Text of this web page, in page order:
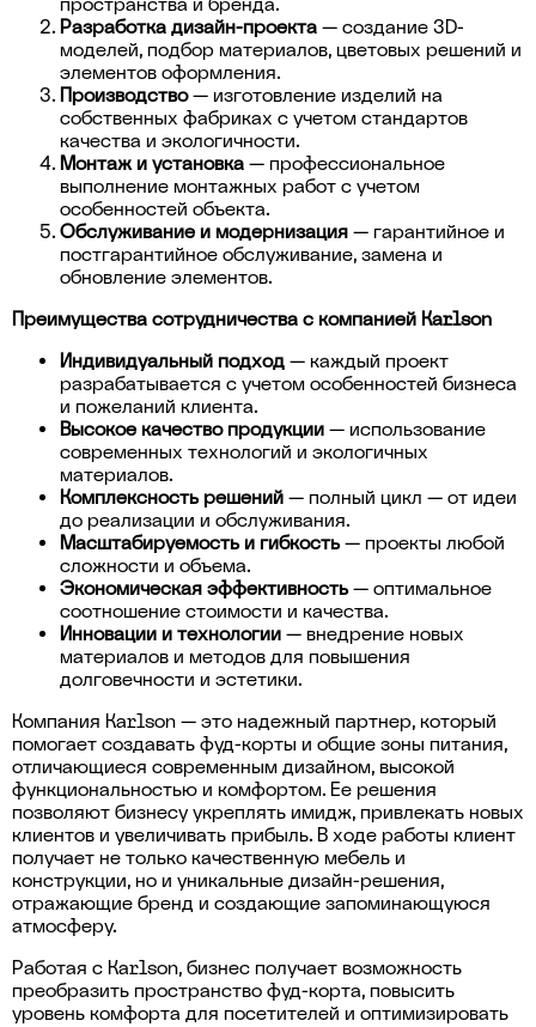
Разработка дизайн-проекта — создание 3D-
моделей, подбор материалов, цветовых решений и
элементов оформления.
Производство— изготовление изделий на
собственных фабриках с учетом стандартов
качества и экологичности.
Монтаж и установка — профессиональное
выполнение монтажных работ с учетом
особенностей объекта.
Обслуживание и модернизация — гарантийное и
постгарантийное обслуживание, замена и
обновление элементов.
Преимущества сотрудничества с компанией Karlson
Индивидуальный подход — каждый проект
разрабатывается с учетом особенностей бизнеса
и пожеланий клиента.
Высокое качество продукции — использование
современных технологий и экологичных
материалов.
Комплексность решений — полный цикл — от идеи
до реализации и обслуживания.
Масштабируемость и гибкость— проекты любой
сложности и объема.
Экономическая эффективность— оптимальное
соотношение стоимости и качества.
Инновации и технологии — внедрение новых
материалов и методов для повышения
долговечности и эстетики.
Компания Karlson — это надежный партнер, который
помогает создавать фуд-корты и общие зоны питания,
отличающиеся современным дизайном, высокой
функциональностью и комфортом. Ее решения
позволяют бизнесу укреплять имидж, привлекать новых
клиентов и увеличивать прибыль. В ходе работы клиент
получает не только качественную мебель и
конструкции, но и уникальные дизайн-решения,
отражающие бренд и создающие запоминающуюся
атмосферу.
Работая с Karlson, бизнес получает возможность
преобразить пространство фуд-корта, повысить
уровень комфорта для посетителей и оптимизировать